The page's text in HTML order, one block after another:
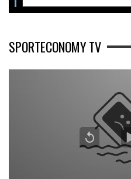
SPORTECONOMY TV